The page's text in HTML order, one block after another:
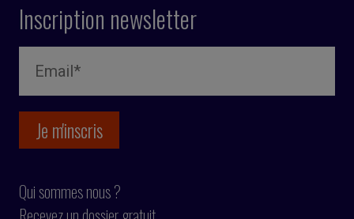
Inscription newsletter
Qui sommes nous ?